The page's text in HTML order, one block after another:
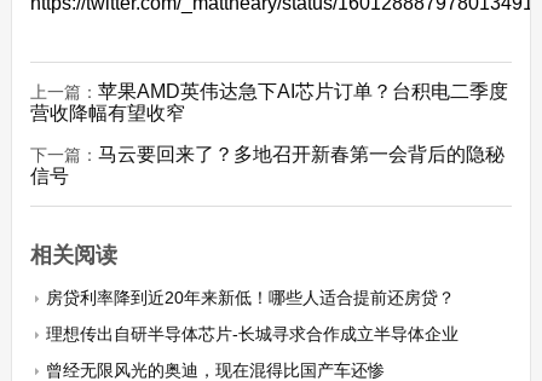
上一篇： 苹果AMD英伟达急下AI芯片订单？台积电二季度
营收降幅有望收窄
下一篇： 马云要回来了？多地召开新春第一会背后的隐秘
信号
相关阅读
房贷利率降到近20年来新低！哪些人适合提前还房贷？
理想传出自研半导体芯片-长城寻求合作成立半导体企业
曾经无限风光的奥迪，现在混得比国产车还惨